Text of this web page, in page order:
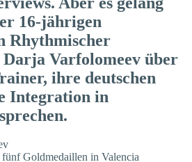
16-jährigen
Rhythmischer
Varfolomeev über
ihre deutschen
Integration in
fünf Goldmedaillen in Valencia